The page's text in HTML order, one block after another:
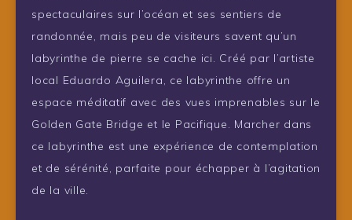
spectaculaires sur l’océan et ses sentiers de
randonnée, mais peu de visiteurs savent qu’un
labyrinthe de pierre se cache ici. Créé par l’artiste
local Eduardo Aguilera, ce labyrinthe offre un
espace méditatif avec des vues imprenables sur le
Golden Gate Bridge et le Pacifique. Marcher dans
ce labyrinthe est une expérience de contemplation
et de sérénité, parfaite pour échapper à l’agitation
de la ville.